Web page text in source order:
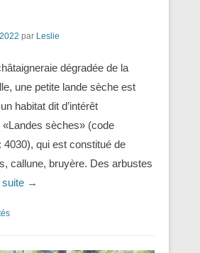
par Leslie
dégradée de la
une petite lande sèche est
habitat dit d’intérêt
sèches» (code
4030), qui est constitué de
callune, bruyère. Des arbustes
suite →